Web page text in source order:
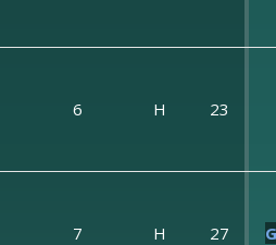
6 H 23
7 H 27